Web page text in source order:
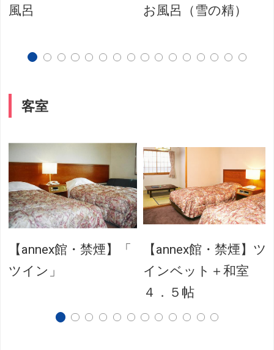
風呂 お風呂（雪の精）
客室
【annex館・禁煙】「
ツイン」
【annex館・禁煙】ツ
インベット＋和室
４．５帖